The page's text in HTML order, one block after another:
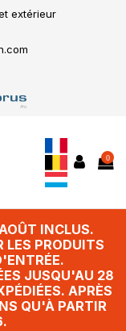
extérieur
0
INCLUS.
LES PRODUITS
JUSQU'AU 28
APRÈS
QU'À PARTIR